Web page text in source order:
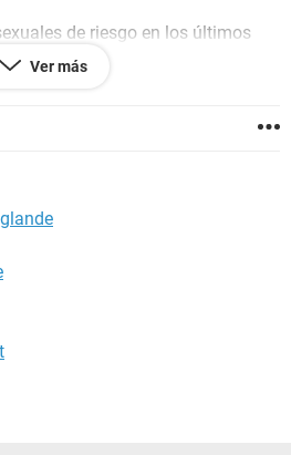
de riesgo en los últimos
tengo en mi historial ningún
pero no he podido concretar una
de trabajo así que solicito su
lesión en el glande en este
salud.ccm.net/pictures/
s-.png?new
Ver más